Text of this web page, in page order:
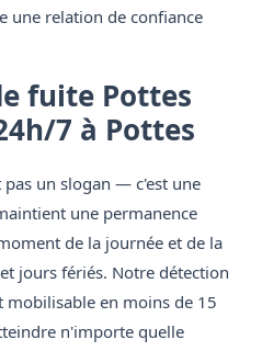
une relation de confiance
fuite Pottes
7 à Pottes
un slogan — c'est une
une permanence
de la journée et de la
jours fériés. Notre détection
mobilisable en moins de 15
n'importe quelle